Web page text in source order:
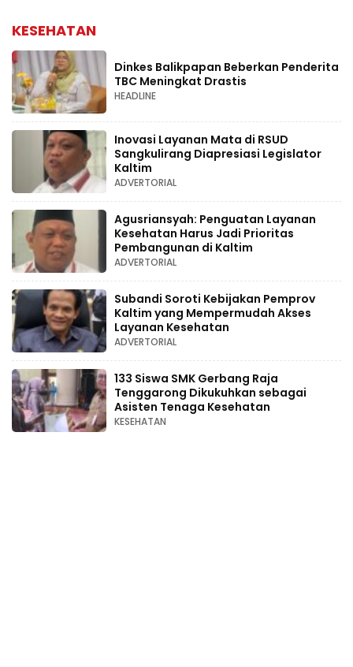
KESEHATAN
Dinkes Balikpapan Beberkan Penderita
TBC Meningkat Drastis
HEADLINE
Inovasi Layanan Mata di RSUD
Sangkulirang Diapresiasi Legislator
Kaltim
ADVERTORIAL
Agusriansyah: Penguatan Layanan
Kesehatan Harus Jadi Prioritas
Pembangunan di Kaltim
ADVERTORIAL
Subandi Soroti Kebijakan Pemprov
Kaltim yang Mempermudah Akses
Layanan Kesehatan
ADVERTORIAL
133 Siswa SMK Gerbang Raja
Tenggarong Dikukuhkan sebagai
Asisten Tenaga Kesehatan
KESEHATAN